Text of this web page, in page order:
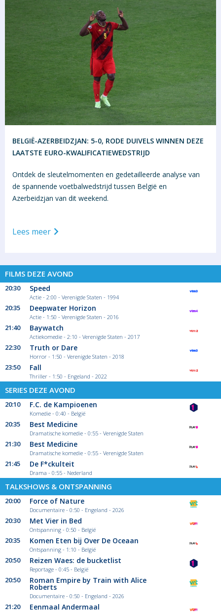
BELGIË-AZERBEIDZJAN: 5-0, RODE DUIVELS WINNEN DEZE
LAATSTE EURO-KWALIFICATIEWEDSTRIJD
Ontdek de sleutelmomenten en gedetailleerde analyse van
de spannende voetbalwedstrijd tussen België en
Azerbeidzjan van dit weekend.
Lees meer
FILMS DEZE AVOND
20:30 Speed
Actie - 2:00 - Verenigde Staten - 1994
20:35 Deepwater Horizon
Actie - 1:50 - Verenigde Staten - 2016
21:40 Baywatch
Actiekomedie - 2:10 - Verenigde Staten - 2017
22:30 Truth or Dare
Horror - 1:50 - Verenigde Staten - 2018
23:50 Fall
Thriller - 1:50 - Engeland - 2022
SERIES DEZE AVOND
20:10 F.C. de Kampioenen
Komedie - 0:40 - België
20:35 Best Medicine
Dramatische komedie - 0:55 - Verenigde Staten
21:30 Best Medicine
Dramatische komedie - 0:55 - Verenigde Staten
21:45 De F*ckulteit
Drama - 0:55 - Nederland
TALKSHOWS & ONTSPANNING
20:00 Force of Nature
Documentaire - 0:50 - Engeland - 2026
20:30 Met Vier in Bed
Ontspanning - 0:50 - België
20:35 Komen Eten bij Over De Oceaan
Ontspanning - 1:10 - België
20:50 Reizen Waes: de bucketlist
Reportage - 0:45 - België
20:50 Roman Empire by Train with Alice
Roberts
Documentaire - 0:50 - Engeland - 2026
21:20 Eenmaal Andermaal